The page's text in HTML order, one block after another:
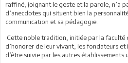
raffiné, joignant le geste et la parole, n’a
d’anecdotes qui situent bien la
communication et sa pédagogie.
Cette noble tradition, initiée par la faculté
d’honorer de leur vivant, les fondateurs
d’être suivie par les autres établissements